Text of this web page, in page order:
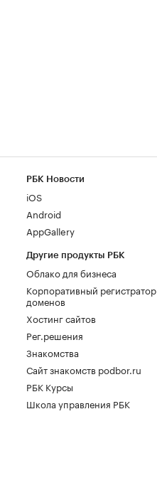
РБК Новости
iOS
Android
AppGallery
Другие продукты РБК
Облако для бизнеса
Корпоративный регистратор
доменов
Хостинг сайтов
Рег.решения
Знакомства
Сайт знакомств podbor.ru
РБК Курсы
Школа управления РБК